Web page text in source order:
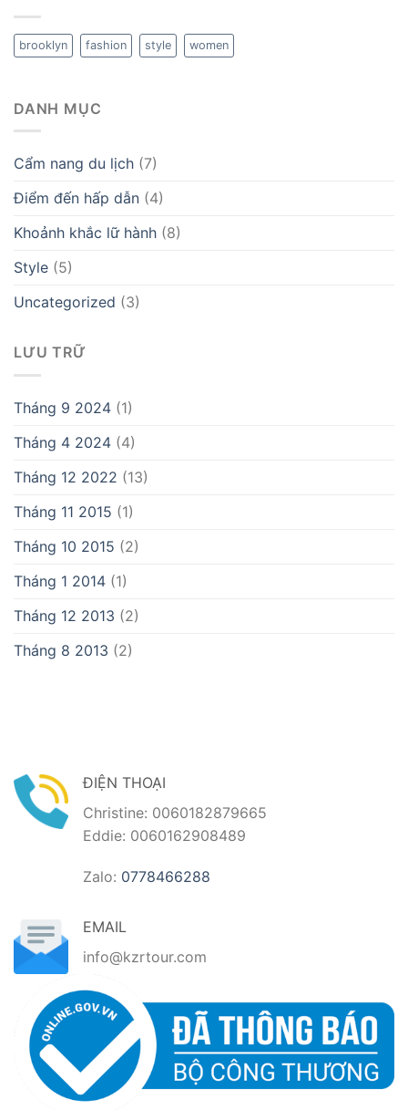
brooklyn fashion style women
DANH MỤC
Cẩm nang du lịch (7)
Điểm đến hấp dẫn (4)
Khoảnh khắc lữ hành (8)
Style (5)
Uncategorized (3)
LƯU TRỮ
Tháng 9 2024 (1)
Tháng 4 2024 (4)
Tháng 12 2022 (13)
Tháng 11 2015 (1)
Tháng 10 2015 (2)
Tháng 1 2014 (1)
Tháng 12 2013 (2)
Tháng 8 2013 (2)
ĐIỆN THOẠI
Christine: 0060182879665
Eddie: 0060162908489
Zalo: 0778466288
EMAIL
info@kzrtour.com